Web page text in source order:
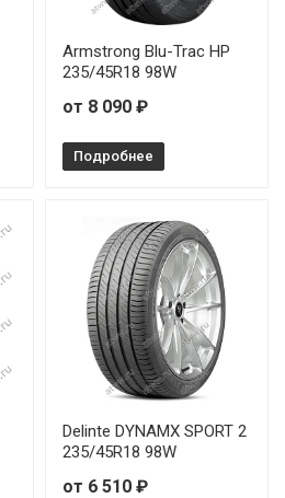
Armstrong Blu-Trac HP
235/45R18 98W
от 8 090 ₽
Подробнее
Delinte DYNAMX SPORT 2
235/45R18 98W
от 6 510 ₽